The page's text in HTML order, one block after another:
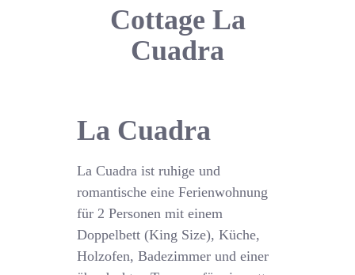
Cottage La
Cuadra
La Cuadra
La Cuadra ist ruhige und
romantische eine Ferienwohnung
für 2 Personen mit einem
Doppelbett (King Size), Küche,
Holzofen, Badezimmer und einer